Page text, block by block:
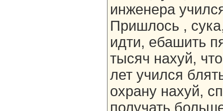
инженера
Пришлось ,
идти, ебашить
тысяч нахуй,
лет учился
охрану нахуй,
получать